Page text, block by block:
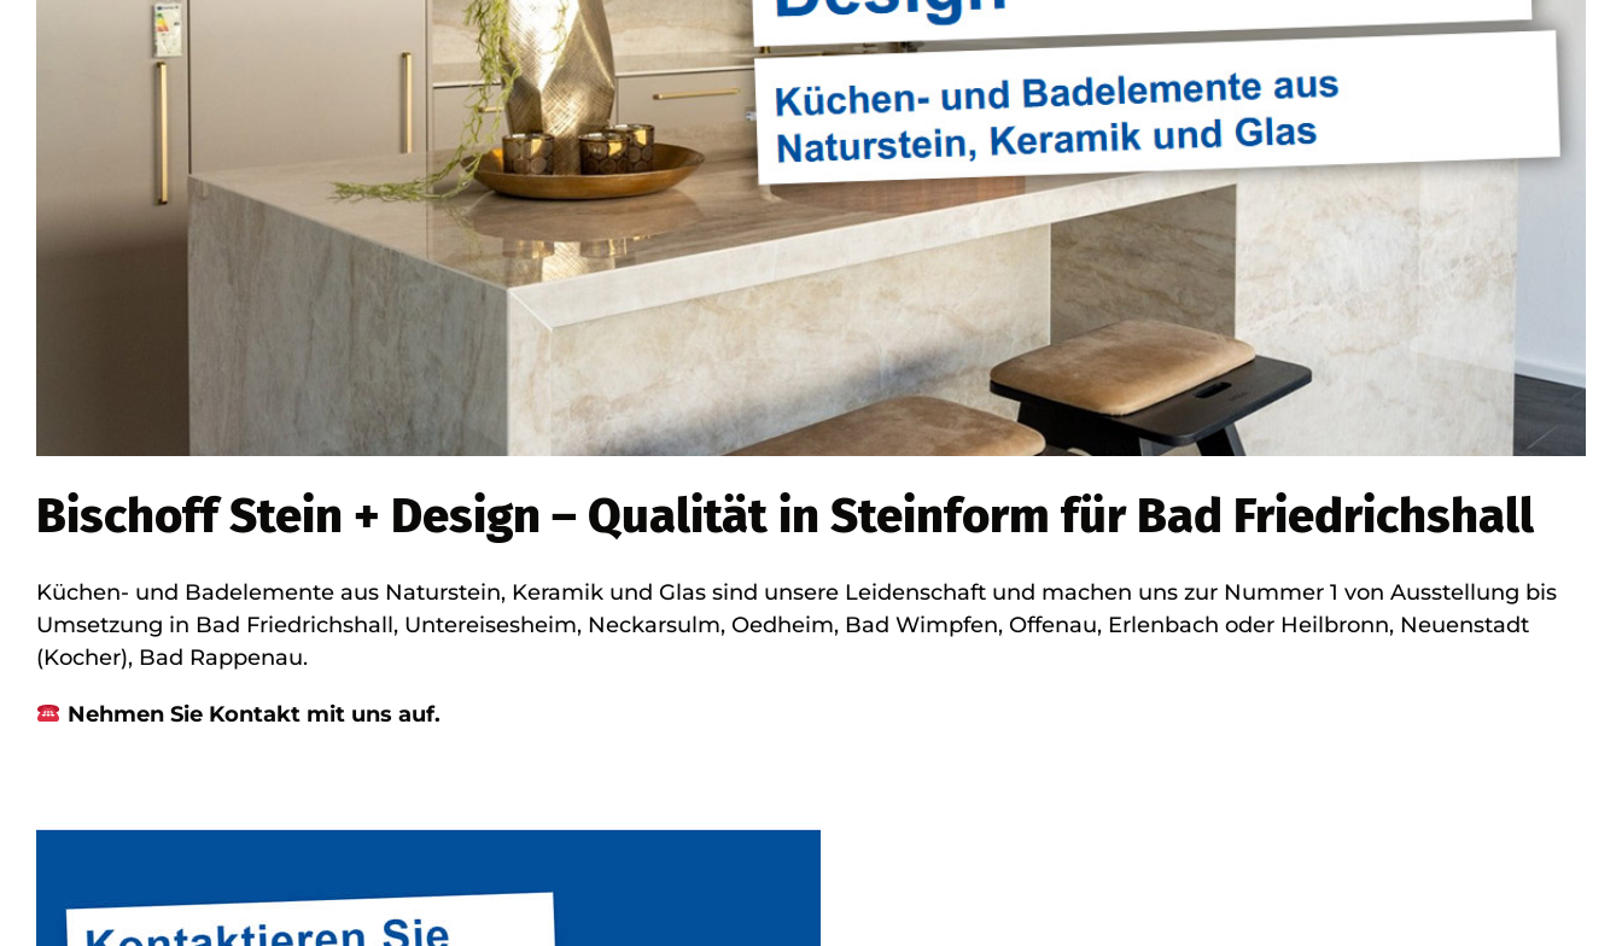
Bischoff Stein + Design – Qualität in Steinform für Bad Friedrichshall
Küchen- und Badelemente aus Naturstein, Keramik und Glas sind unsere Leidenschaft und machen uns zur Nummer 1 von Ausstellung bis
Umsetzung in Bad Friedrichshall, Untereisesheim, Neckarsulm, Oedheim, Bad Wimpfen, Offenau, Erlenbach oder Heilbronn, Neuenstadt
(Kocher), Bad Rappenau.
Nehmen Sie Kontakt mit uns auf.